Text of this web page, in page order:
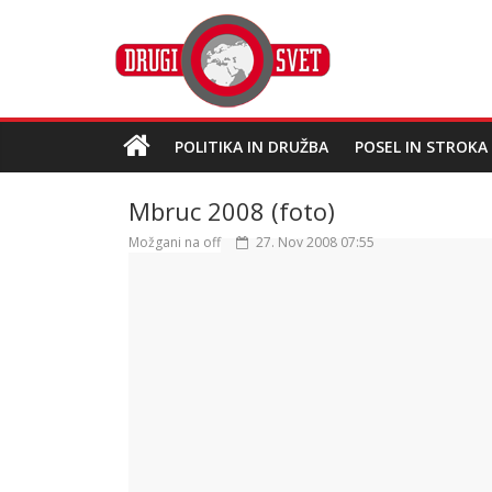
POLITIKA IN DRUŽBA POSEL IN STROKA
Mbruc 2008 (foto)
Možgani na off 27. Nov 2008 07:55